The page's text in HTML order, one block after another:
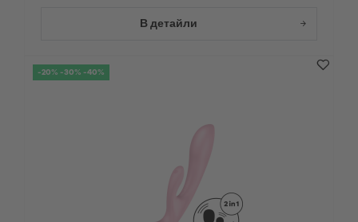
В детайли
-20% -30% -40%